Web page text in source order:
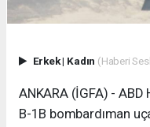
Erkek| Kadın (Haberi
ANKARA (İGFA) - ABD
B-1B bombardıman